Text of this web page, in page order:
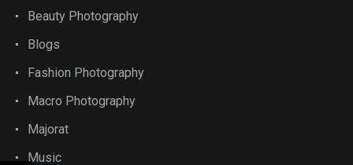
Beauty Photography
Blogs
Fashion Photography
Macro Photography
Majorat
Music